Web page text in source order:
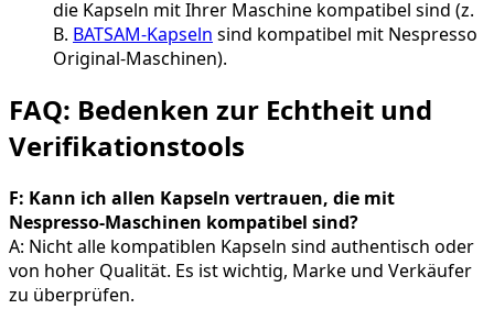
die Kapseln mit Ihrer Maschine kompatibel sind (z.
B. BATSAM-Kapseln sind kompatibel mit Nespresso
Original-Maschinen).
FAQ: Bedenken zur Echtheit und
Verifikationstools
F: Kann ich allen Kapseln vertrauen, die mit
Nespresso-Maschinen kompatibel sind?
A: Nicht alle kompatiblen Kapseln sind authentisch oder
von hoher Qualität. Es ist wichtig, Marke und Verkäufer
zu überprüfen.